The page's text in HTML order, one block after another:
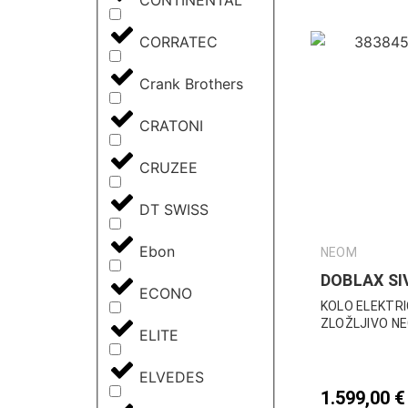
CORRATEC
Crank Brothers
CRATONI
CRUZEE
DT SWISS
Ebon
ECONO
ELITE
ELVEDES
NEOM
DOBLAX
KOLO
ZLOŽLJIVO
1.599,00 €